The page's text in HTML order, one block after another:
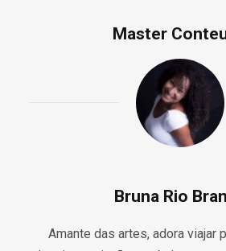
Master
Bruna Rio
Amante das artes, adora viajar